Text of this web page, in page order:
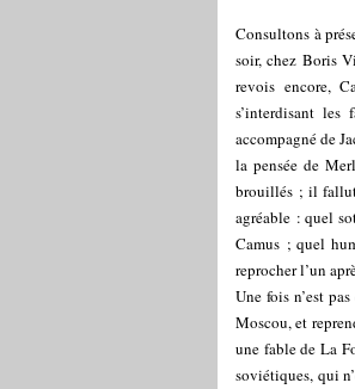
Consultons à
soir, chez Boris
revois encore,
s’interdisant
accompagné de
la pensée de
brouillés ; il fallut
agréable : quel
Camus ; quel
reprocher l’un
Une fois n’est
Moscou, et
une fable de La
soviétiques, qui